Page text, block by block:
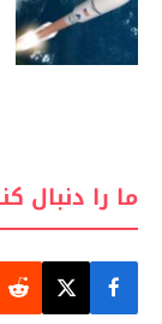
ما را دنبال